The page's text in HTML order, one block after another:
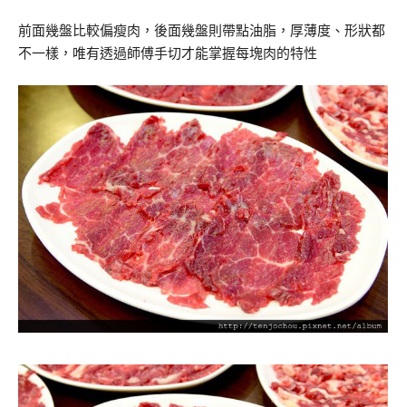
前面幾盤比較偏瘦肉，後面幾盤則帶點油脂，厚薄度、形狀都
不一樣，唯有透過師傅手切才能掌握每塊肉的特性